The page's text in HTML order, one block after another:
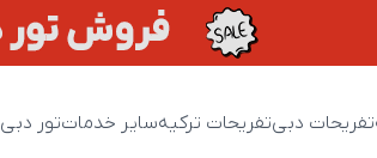
تفریحات دبیتفریحات ترکیهسایر خدماتتور دبی